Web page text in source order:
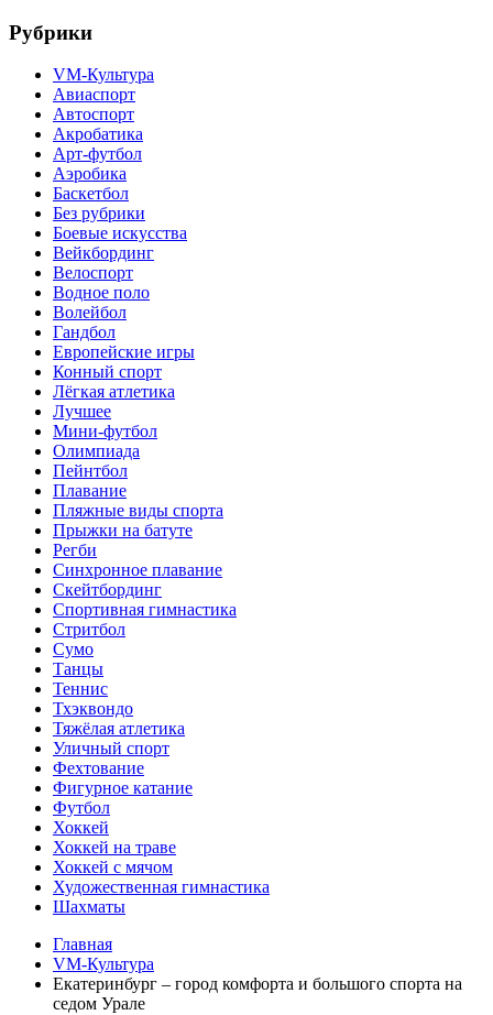
Рубрики
VM-Культура
Авиаспорт
Автоспорт
Акробатика
Арт-футбол
Аэробика
Баскетбол
Без рубрики
Боевые искусства
Вейкбординг
Велоспорт
Водное поло
Волейбол
Гандбол
Европейские игры
Конный спорт
Лёгкая атлетика
Лучшее
Мини-футбол
Олимпиада
Пейнтбол
Плавание
Пляжные виды спорта
Прыжки на батуте
Регби
Синхронное плавание
Скейтбординг
Спортивная гимнастика
Стритбол
Сумо
Танцы
Теннис
Тхэквондо
Тяжёлая атлетика
Уличный спорт
Фехтование
Фигурное катание
Футбол
Хоккей
Хоккей на траве
Хоккей с мячом
Художественная гимнастика
Шахматы
Главная
VM-Культура
Екатеринбург – город комфорта и большого спорта на
седом Урале